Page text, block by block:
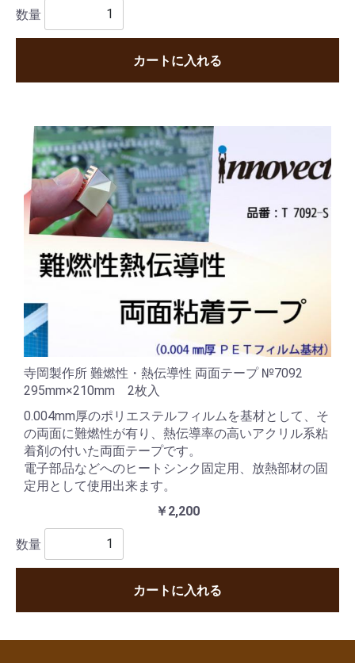
数量
カートに入れる
寺岡製作所 難燃性・熱伝導性 両面テープ №7092
295mm×210mm 2枚入
0.004mm厚のポリエステルフィルムを基材として、そ
の両面に難燃性が有り、熱伝導率の高いアクリル系粘
着剤の付いた両面テープです。
電子部品などへのヒートシンク固定用、放熱部材の固
定用として使用出来ます。
￥2,200
数量
カートに入れる